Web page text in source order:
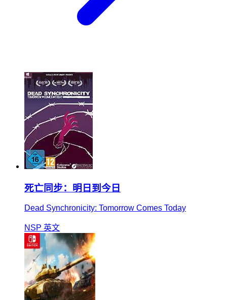
死亡同步：明日到今日
Dead Synchronicity: Tomorrow Comes Today
NSP 英文